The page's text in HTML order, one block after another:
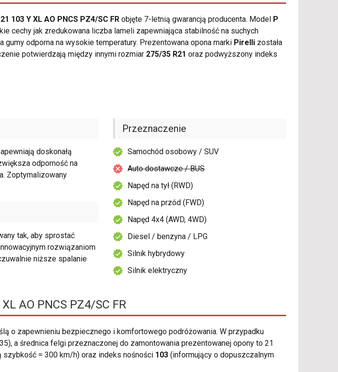
103 Y XL AO PNCS PZ4/SC FR objęte 7-letnią gwarancją producenta. Model P
cechy jak zredukowana liczba lameli zapewniająca stabilność na suchych
odporna na wysokie temperatury. Prezentowana opona marki Pirelli została
potwierdzają między innymi rozmiar 275/35 R21 oraz podwyższony indeks
doskonałą
odporność na
Zoptymalizowany
tak, aby sprostać
rozwiązaniom
niższe spalanie
Przeznaczenie
Samochód osobowy / SUV
Auto dostawcze / BUS
Napęd na tył (RWD)
Napęd na przód (FWD)
Napęd 4x4 (AWD, 4WD)
Diesel / benzyna / LPG
Silnik hybrydowy
Silnik elektryczny
AO PNCS PZ4/SC FR
o zapewnieniu bezpiecznego i komfortowego podróżowania. W przypadku
a średnica felgi przeznaczonej do zamontowania prezentowanej opony to 21
szybkość = 300 km/h) oraz indeks nośności 103 (informujący o dopuszczalnym